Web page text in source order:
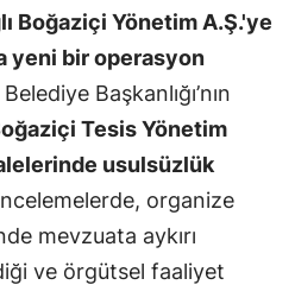
Erzurum
Eskişehir
Giresun
Gümüşhane
Hakkari
Boğaziçi Yönetim A.Ş.'ye
yeni bir operasyon
Başkanlığı’nın
Tesis Yönetim
usulsüzlük
organize
mevzuata aykırı
ve örgütsel faaliyet